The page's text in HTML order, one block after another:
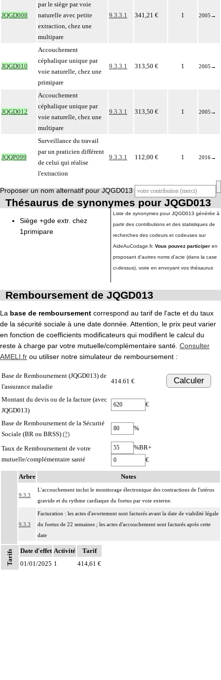
JQGD008
par le siège par voie
naturelle avec petite
extraction, chez une
multipare
9.3.3.1 341,21 € 1 2005 →
JQGD010
Accouchement
céphalique unique par
voie naturelle, chez une
primipare
9.3.3.1 313,50 € 1 2005 →
JQGD012
Accouchement
céphalique unique par
voie naturelle, chez une
multipare
9.3.3.1 313,50 € 1 2005 →
JQQP099
Surveillance du travail
par un praticien différent
de celui qui réalise
l'extraction
9.3.3.1 112,00 € 1 2016→
Proposer un nom alternatif pour JQGD013
Thésaurus de synonymes pour JQGD013
Siège +gde extr. chez
1primipare
Liste de synonymes pour JQGD013 générée à
partir des contributions et des statistiques de
recherches des codeurs et codeuses sur
AideAuCodage.fr. Vous pouvez participer en
proposant d'autres noms d'acte (dans la case
ci-dessus), voire en envoyant vos thésaurus
Remboursement de JQGD013
La base de remboursement correspond au tarif de l'acte et du taux
de la sécurité sociale à une date donnée. Attention, le prix peut varier
en fonction de coefficients modificateurs qui modifient le calcul du
reste à charge par votre mutuelle/complémentaire santé. Consulter
AMELI.fr ou utiliser notre simulateur de remboursement :
Base de Remboursement (JQGD013) de
l'assurance maladie
414.61 € Calculer
Montant du devis ou de la facture (avec
JQGD013)
€
Base de Remboursement de la Sécurité
Sociale (BR ou BRSS) (?)
%
Taux de Remboursement de votre
mutuelle/complémentaire santé
%BR+
€
Notes
Arbre Notes
9.3.3
L'accouchement inclut le monitorage électronique des contractions de l'utérus
gravide et du rythme cardiaque du foetus par voie externe.
9.3.3
Facturation : les actes d'avortement sont facturés avant la date de viabilité légale
du foetus de 22 semaines ; les actes d'accouchement sont facturés après cette
date
Facturation : le tarif de l'accouchement comprend tous les gestes nécessités par
l'accouchement, notamment la surveillance avec monitorage comportant la
Tarifs Date d'effet Activité
Tarif
01/01/2025 1 414,61 €